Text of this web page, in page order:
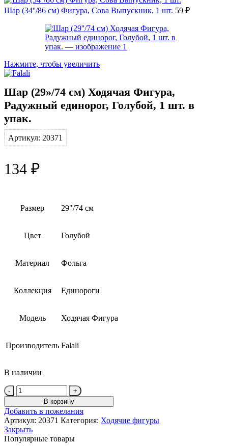
Шар (34''/86 см) Фигура, Сова Выпускник, 1 шт. 59 ₽
Нажмите, чтобы увеличить
Шар (29»/74 см) Ходячая Фигура,
Радужный единорог, Голубой, 1 шт. в
упак.
Артикул: 20371
134 ₽
Размер 29"/74 см
Цвет Голубой
Материал Фольга
Коллекция Единороги
Модель Ходячая Фигура
Производитель Falali
В наличии
Количество
товара
Шар
(29''/74
см)
Ходячая
Фигура,
В корзину
Добавить в пожелания
Артикул: 20371 Категория: Ходячие фигуры
Закрыть
Популярные товары